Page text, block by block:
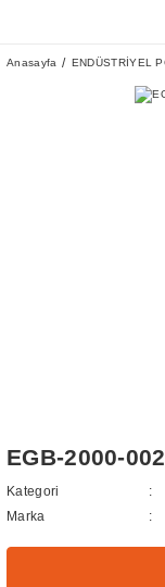
Anasayfa ENDÜSTRİYEL
EGB-2000-
Kategori
Marka